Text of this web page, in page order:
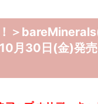
＞
月30日(金)発売